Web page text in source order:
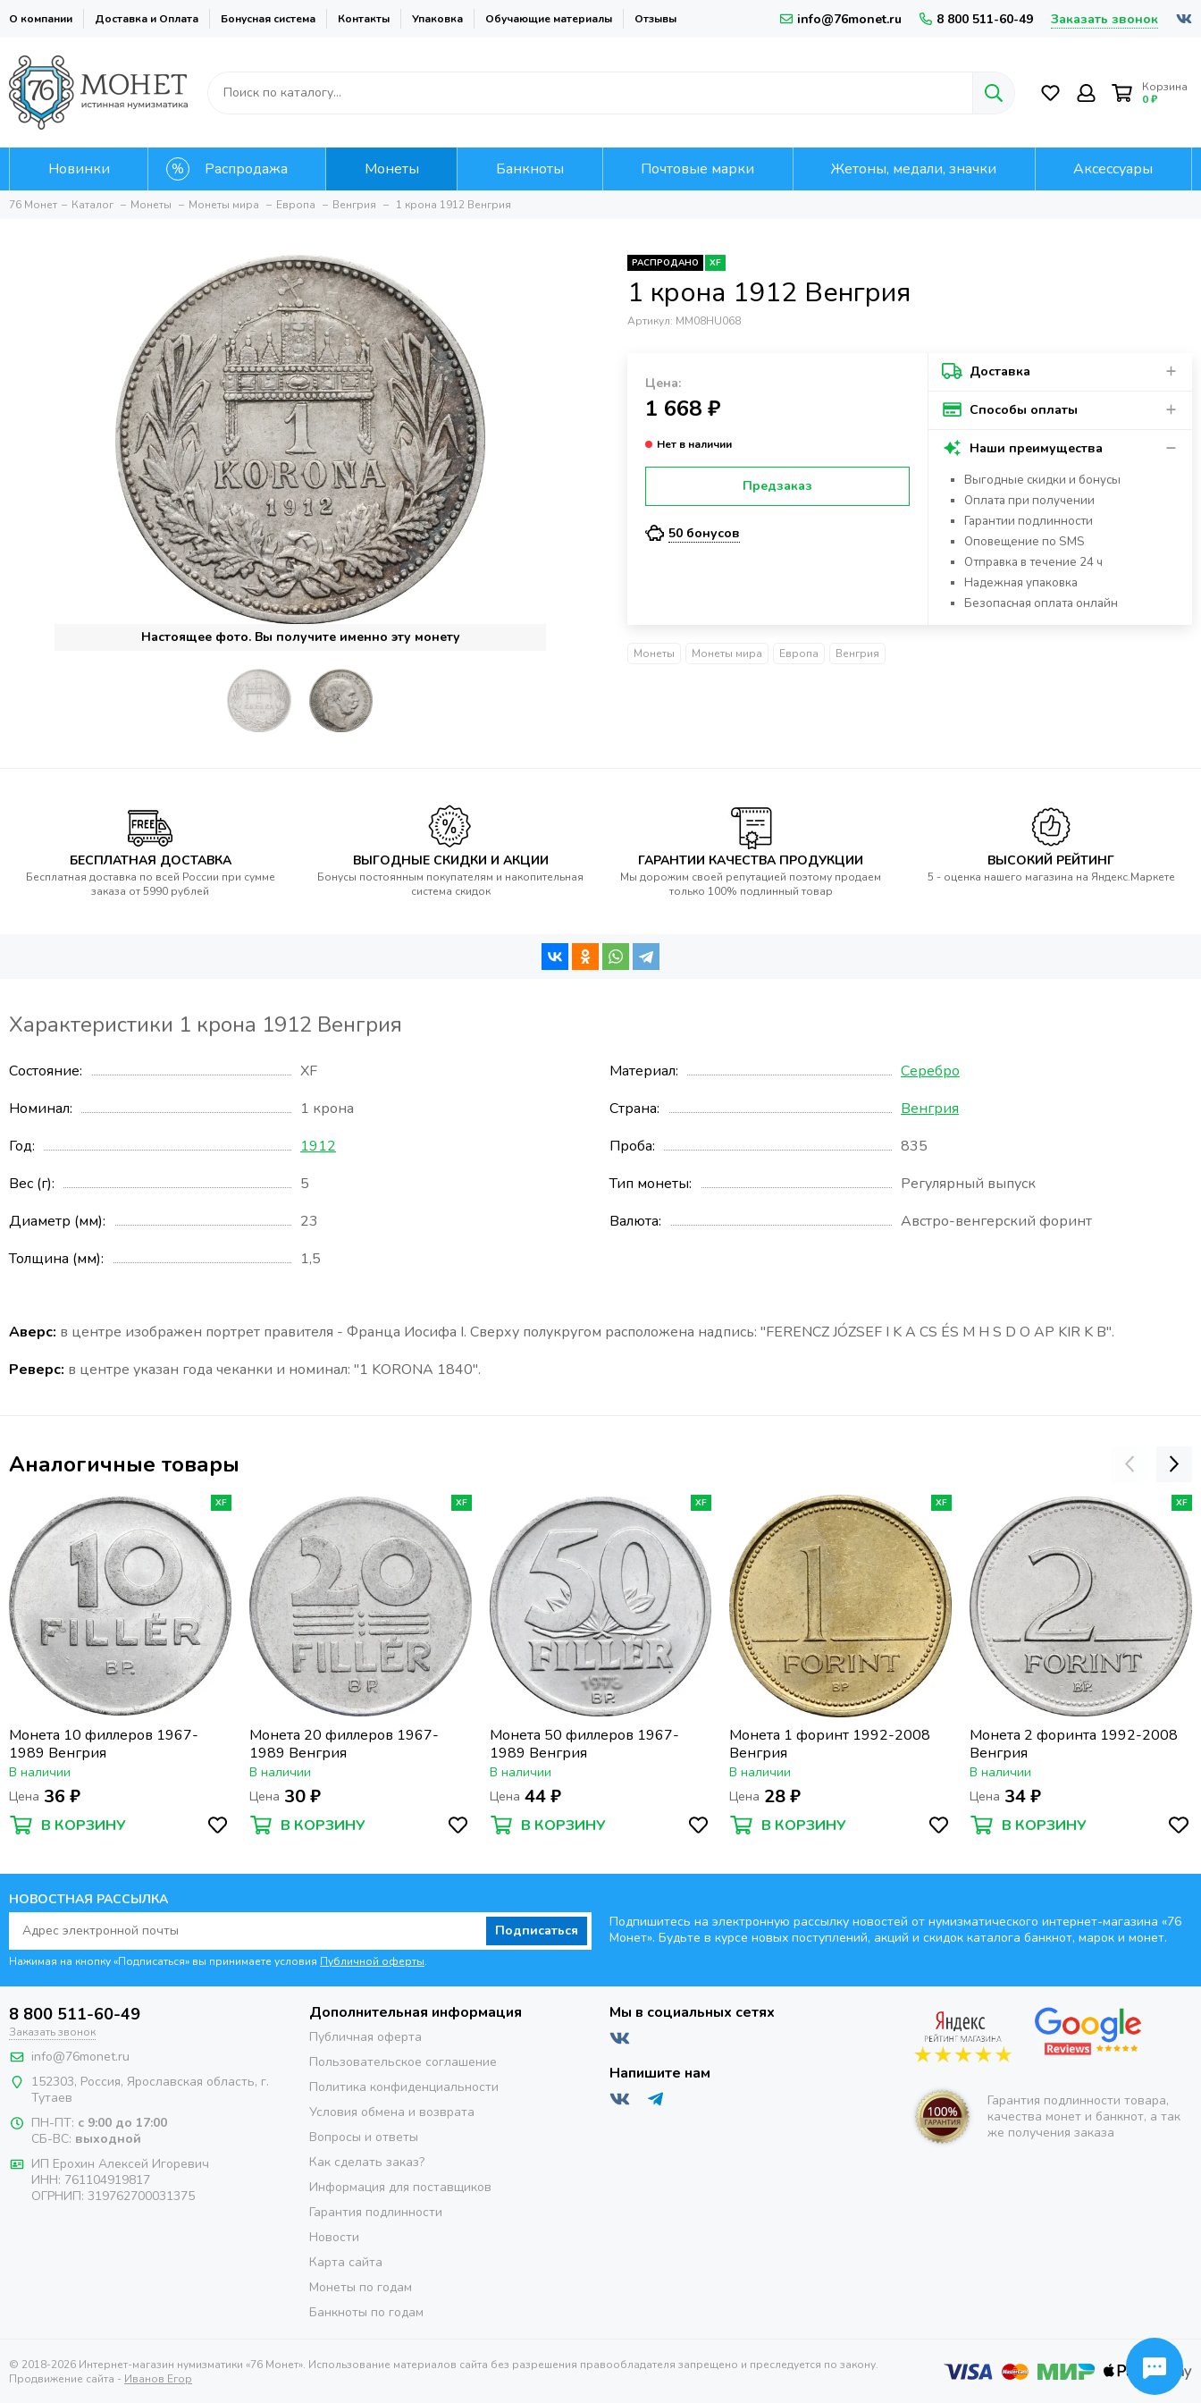
О компании Доставка и Оплата Бонусная система Контакты Упаковка Обучающие материалы Отзывы info@76monet.ru 8 800 511-60-49 Заказать звонок
Корзина
0 ₽
Новинки Распродажа Монеты Банкноты Почтовые марки Жетоны, медали, значки Аксессуары
76 Монет Каталог Монеты Монеты мира Европа Венгрия 1 крона 1912 Венгрия
Настоящее фото. Вы получите именно эту монету
РАСПРОДАНО XF
1 крона 1912 Венгрия
Артикул: MM08HU068
Цена:
1 668 ₽
Предзаказ
50 бонусов
Доставка
Способы оплаты
Наши преимущества
Выгодные скидки и бонусы
Оплата при получении
Гарантии подлинности
Оповещение по SMS
Отправка в течение 24 ч
Надежная упаковка
Безопасная оплата онлайн
Монеты Монеты мира Европа Венгрия
БЕСПЛАТНАЯ ДОСТАВКА
Бесплатная доставка по всей России при сумме
заказа от 5990 рублей
ВЫГОДНЫЕ СКИДКИ И АКЦИИ
Бонусы постоянным покупателям и накопительная
система скидок
ГАРАНТИИ КАЧЕСТВА ПРОДУКЦИИ
Мы дорожим своей репутацией поэтому продаем
только 100% подлинный товар
ВЫСОКИЙ РЕЙТИНГ
5 - оценка нашего магазина на Яндекс.Маркете
Характеристики 1 крона 1912 Венгрия
Состояние
XF
Номинал
1 крона
Год
1912
Вес (г)
5
Диаметр (мм)
23
Толщина (мм)
1,5
Материал
Серебро
Страна
Венгрия
Проба
835
Тип монеты
Регулярный выпуск
Валюта
Австро-венгерский форинт
Аверс: в центре изображен портрет правителя - Франца Иосифа I. Сверху полукругом расположена надпись: "FERENCZ JÓZSEF I K A CS ÉS M H S D O AP KIR K B".
Реверс: в центре указан года чеканки и номинал: "1 KORONA 1840".
Аналогичные товары
XF
Монета 10 филлеров 1967-
1989 Венгрия
В наличии
Цена 36 ₽
В КОРЗИНУ
XF
Монета 20 филлеров 1967-
1989 Венгрия
В наличии
Цена 30 ₽
В КОРЗИНУ
XF
Монета 50 филлеров 1967-
1989 Венгрия
В наличии
Цена 44 ₽
В КОРЗИНУ
XF
Монета 1 форинт 1992-2008
Венгрия
В наличии
Цена 28 ₽
В КОРЗИНУ
XF
Монета 2 форинта 1992-2008
Венгрия
В наличии
Цена 34 ₽
В КОРЗИНУ
НОВОСТНАЯ РАССЫЛКА
Подписаться
Нажимая на кнопку «Подписаться» вы принимаете условия Публичной оферты.
Подпишитесь на электронную рассылку новостей от нумизматического интернет-магазина «76
Монет». Будьте в курсе новых поступлений, акций и скидок каталога банкнот, марок и монет.
8 800 511-60-49
Заказать звонок
info@76monet.ru
152303, Россия, Ярославская область, г.
Тутаев
ПН-ПТ: с 9:00 до 17:00
СБ-ВС: выходной
ИП Ерохин Алексей Игоревич
ИНН: 761104919817
ОГРНИП: 319762700031375
Дополнительная информация
Публичная оферта
Пользовательское соглашение
Политика конфиденциальности
Условия обмена и возврата
Вопросы и ответы
Как сделать заказ?
Информация для поставщиков
Гарантия подлинности
Новости
Карта сайта
Монеты по годам
Банкноты по годам
Мы в социальных сетях
Напишите нам
Гарантия подлинности товара,
качества монет и банкнот, а так
же получения заказа
© 2018-2026 Интернет-магазин нумизматики «76 Монет». Использование материалов сайта без разрешения правообладателя запрещено и преследуется по закону.
Продвижение сайта - Иванов Егор